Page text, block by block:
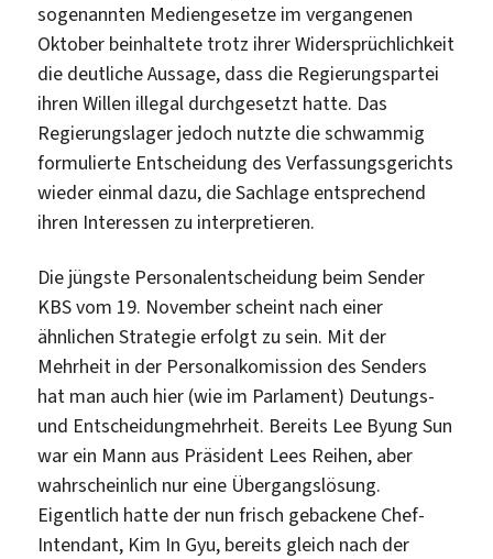
sogenannten Mediengesetze im vergangenen
Oktober beinhaltete trotz ihrer Widersprüchlichkeit
die deutliche Aussage, dass die Regierungspartei
ihren Willen illegal durchgesetzt hatte. Das
Regierungslager jedoch nutzte die schwammig
formulierte Entscheidung des Verfassungsgerichts
wieder einmal dazu, die Sachlage entsprechend
ihren Interessen zu interpretieren.
Die jüngste Personalentscheidung beim Sender
KBS vom 19. November scheint nach einer
ähnlichen Strategie erfolgt zu sein. Mit der
Mehrheit in der Personalkomission des Senders
hat man auch hier (wie im Parlament) Deutungs-
und Entscheidungmehrheit. Bereits Lee Byung Sun
war ein Mann aus Präsident Lees Reihen, aber
wahrscheinlich nur eine Übergangslösung.
Eigentlich hatte der nun frisch gebackene Chef-
Intendant, Kim In Gyu, bereits gleich nach der